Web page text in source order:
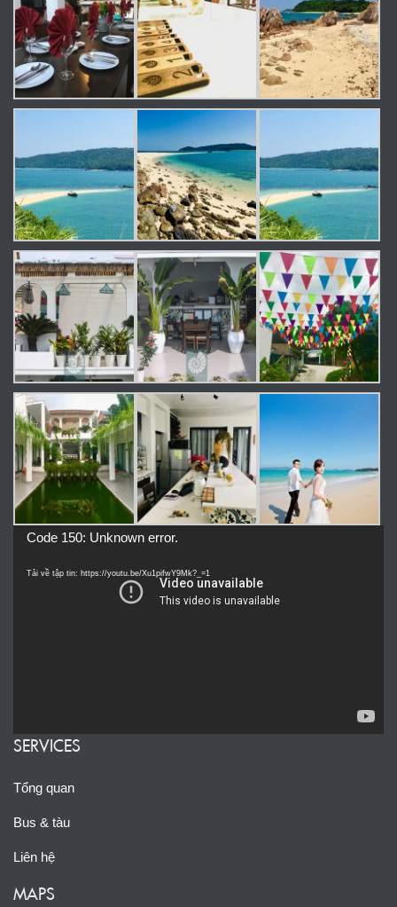
Trình
Video
Code 150: Unknown error.
Tải về tập tin: https://youtu.be/Xu1pifwY9Mk?_=1
SERVICES
Tổng quan
Bus & tàu
Liên hệ
MAPS